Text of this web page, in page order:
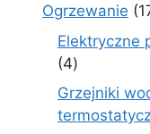
Ogrzewanie
Elektryczne
44
produkty
Grzejniki